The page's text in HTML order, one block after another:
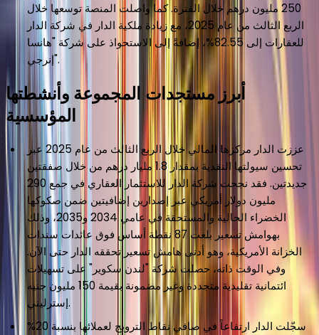
250 مليون درهم خلال الفترة. كما واصلت المنصة توسعها خلال
الربع الثالث من عام 2025، مع زيادة ملكية الدار في شركة الدار
للعقارات إلى 82.55%، إضافةً إلى الاستحواذ على شركة "هانسا
إنرجي".
أبرز مستجدات المجموعة وأنشطتها
المؤسسية
عززت الدار مركزها المالي خلال الربع الثالث من عام 2025 عبر
تحسين سيولتها النقدية بمقدار 1.8 مليار درهم من خلال صفقتين
جديدتين. فقد نجحت شركة الدار للاستثمار العقاري في جمع 290
مليون دولار أمريكي عبر إصدارين إضافيتين ضمن صكوكها
الخضراء الحالية والمستحقة في عامي 2034 و2035، وذلك
بهوامش تسعير بلغت 87 نقطة أساس فوق عائدات سندات
الخزانة الأمريكية، وهو أدنى هامش تسعير تحققه الدار حتى الآن.
وفي الوقت ذاته، حصلت شركة "لندن سكوير" على تسهيلات
ائتمانية تقليدية متجددة وغير مضمونة بقيمة 150 مليون جنيه
إسترليني.
سجّلت الدار ارتفاعاً في صافي نقاط الترويج لعملائها بنسبة 20%